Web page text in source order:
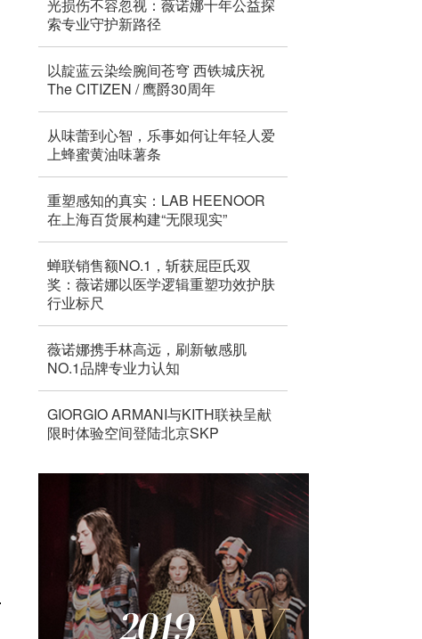
光损伤不容忽视：薇诺娜十年公益探
索专业守护新路径
以靛蓝云染绘腕间苍穹 西铁城庆祝
The CITIZEN / 鹰爵30周年
从味蕾到心智，乐事如何让年轻人爱
上蜂蜜黄油味薯条
重塑感知的真实：LAB HEENOOR
在上海百货展构建“无限现实”
蝉联销售额NO.1，斩获屈臣氏双
奖：薇诺娜以医学逻辑重塑功效护肤
行业标尺
薇诺娜携手林高远，刷新敏感肌
NO.1品牌专业力认知
GIORGIO ARMANI与KITH联袂呈献
限时体验空间登陆北京SKP